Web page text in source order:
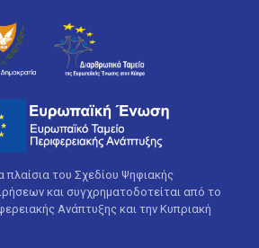
του Σχεδίου Ψηφιακής
και συγχρηματοδοτείται από το
Ανάπτυξης και την Κυπριακή